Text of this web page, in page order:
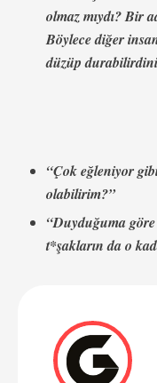
olmaz mıydı? Bir
Böylece diğer
düzüp
“Çok eğleniyor
olabilirim?”
“Duyduğuma
t*şakların da o